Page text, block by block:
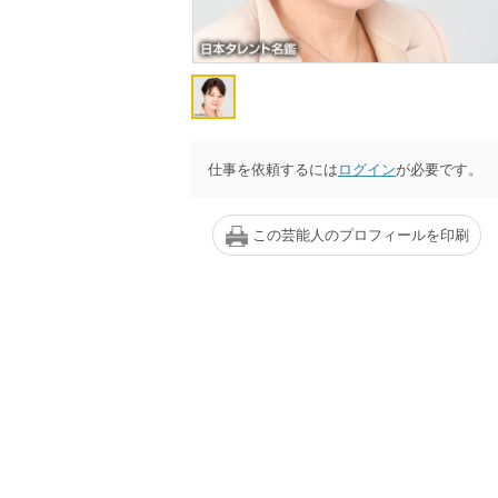
仕事を依頼するには ログインが必要です。
この芸能人のプロフィールを印刷